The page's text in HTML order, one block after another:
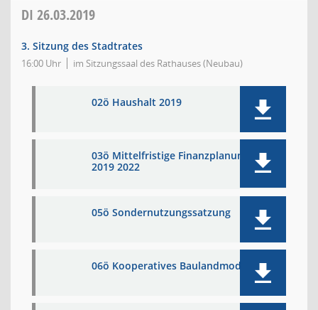
DI 26.03.2019
3. Sitzung des Stadtrates
16:00 Uhr im Sitzungssaal des Rathauses (Neubau)
02ö Haushalt 2019
03ö Mittelfristige Finanzplanung
2019 2022
05ö Sondernutzungssatzung
06ö Kooperatives Baulandmodell